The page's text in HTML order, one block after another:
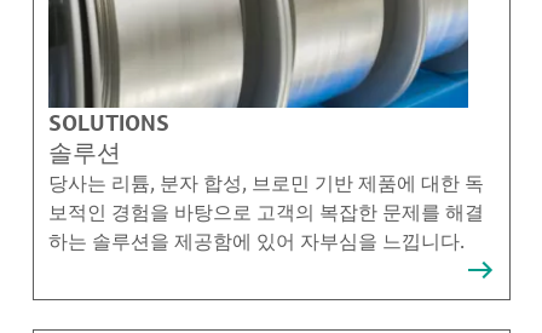
SOLUTIONS
솔루션
당사는 리튬, 분자 합성, 브로민 기반 제품에 대한 독
보적인 경험을 바탕으로 고객의 복잡한 문제를 해결
하는 솔루션을 제공함에 있어 자부심을 느낍니다.